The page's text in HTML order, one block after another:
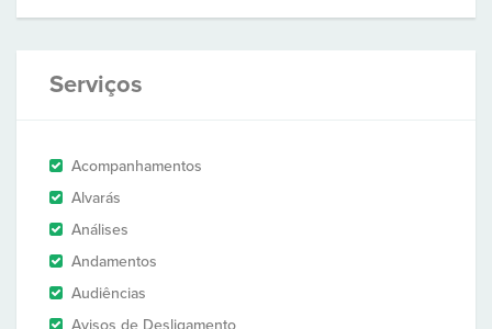
Serviços
Acompanhamentos
Alvarás
Análises
Andamentos
Audiências
Avisos de Desligamento